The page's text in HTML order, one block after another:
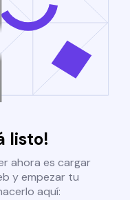
listo!
ahora es cargar
y empezar tu
aquí: